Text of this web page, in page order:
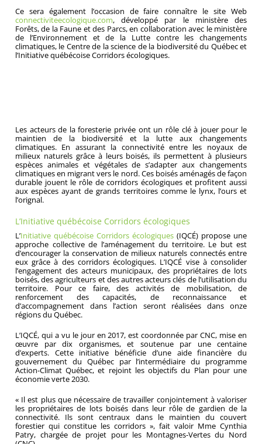
Ce sera également l’occasion de faire connaître le site Web
connectiviteecologique.com, développé par le ministère des
Forêts, de la Faune et des Parcs, en collaboration avec le ministère
de l’Environnement et de la Lutte contre les changements
climatiques, le Centre de la science de la biodiversité du Québec et
l’Initiative québécoise Corridors écologiques.
Les acteurs de la foresterie privée ont un rôle clé à jouer pour le
maintien de la biodiversité et la lutte aux changements
climatiques. En assurant la connectivité entre les noyaux de
milieux naturels grâce à leurs boisés, ils permettent à plusieurs
espèces animales et végétales de s’adapter aux changements
climatiques en migrant vers le nord. Ces boisés aménagés de façon
durable jouent le rôle de corridors écologiques et profitent aussi
aux espèces ayant de grands territoires comme le lynx, l’ours et
l’orignal.
L’Initiative québécoise Corridors écologiques
L’Initiative québécoise Corridors écologiques (IQCÉ) propose une
approche collective de l’aménagement du territoire. Le but est
d’encourager la conservation de milieux naturels connectés entre
eux grâce à des corridors écologiques. L’IQCÉ vise à consolider
l’engagement des acteurs municipaux, des propriétaires de lots
boisés, des agriculteurs et des autres acteurs clés de l’utilisation du
territoire. Pour ce faire, des activités de mobilisation, de
renforcement des capacités, de reconnaissance et
d’accompagnement dans l’action seront réalisées dans onze
régions du Québec.
L’IQCÉ, qui a vu le jour en 2017, est coordonnée par CNC, mise en
œuvre par dix organismes, et soutenue par une centaine
d’experts. Cette initiative bénéficie d’une aide financière du
gouvernement du Québec par l’intermédiaire du programme
Action-Climat Québec, et rejoint les objectifs du Plan pour une
économie verte 2030.
« Il est plus que nécessaire de travailler conjointement à valoriser
les propriétaires de lots boisés dans leur rôle de gardien de la
connectivité. Ils sont centraux dans le maintien du couvert
forestier qui constitue les corridors », fait valoir Mme Cynthia
Patry, chargée de projet pour les Montagnes-Vertes du Nord